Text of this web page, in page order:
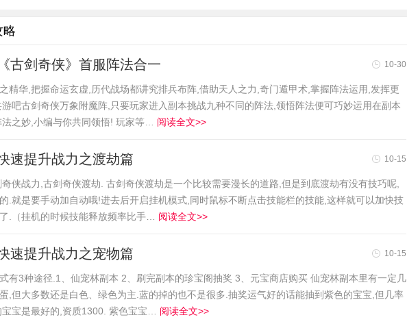
略
古剑奇侠》首服阵法合一 10-30
精华,把握命运玄虚,历代战场都讲究排兵布阵,借助天人之力,奇门遁甲术,掌握阵法运用,发挥更
吧古剑奇侠万象附魔阵,只要玩家进入副本挑战九种不同的阵法,领悟阵法便可巧妙运用在副本
之妙,小编与你共同领悟! 玩家等… 阅读全文>>
速提升战力之渡劫篇 10-15
侠战力,古剑奇侠渡劫. 古剑奇侠渡劫是一个比较需要漫长的道路,但是到底渡劫有没有技巧呢,
.就是要手动加自动哦!进去后开启挂机模式,同时鼠标不断点击技能栏的技能,这样就可以加快技
.（挂机的时候技能释放频率比手… 阅读全文>>
速提升战力之宠物篇 10-15
有3种途径.1、仙宠林副本 2、刷完副本的珍宝阁抽奖 3、元宝商店购买 仙宠林副本里有一定几
,但大多数还是白色、绿色为主.蓝的掉的也不是很多.抽奖运气好的话能抽到紫色的宝宝,但几率
宝是最好的,资质1300. 紫色宝宝… 阅读全文>>